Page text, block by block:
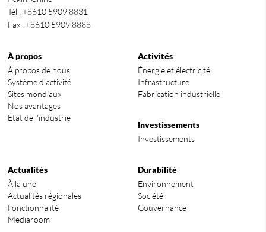
Tél : +8610 5909 8831
Fax : +8610 5909 8888
À propos
À propos de nous
Système d’activité
Sites mondiaux
Nos avantages
État de l'industrie
Activités
Énergie et électricité
Infrastructure
Fabrication industrielle
Investissements
Investissements
Actualités
À la une
Actualités régionales
Fonctionnalité
Mediaroom
Durabilité
Environnement
Société
Gouvernance